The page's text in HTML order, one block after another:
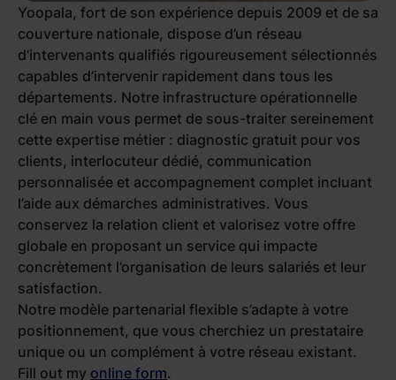
Yoopala, fort de son expérience depuis 2009 et de sa
couverture nationale, dispose d’un réseau
d’intervenants qualifiés rigoureusement sélectionnés
capables d’intervenir rapidement dans tous les
départements. Notre infrastructure opérationnelle
clé en main vous permet de sous-traiter sereinement
cette expertise métier : diagnostic gratuit pour vos
clients, interlocuteur dédié, communication
personnalisée et accompagnement complet incluant
l’aide aux démarches administratives. Vous
conservez la relation client et valorisez votre offre
globale en proposant un service qui impacte
concrètement l’organisation de leurs salariés et leur
satisfaction.
Notre modèle partenarial flexible s’adapte à votre
positionnement, que vous cherchiez un prestataire
unique ou un complément à votre réseau existant.
Fill out my online form.